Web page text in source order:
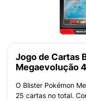
Jogo de Cartas
Megaevolução
O Blister Pokémon
25 cartas no total.